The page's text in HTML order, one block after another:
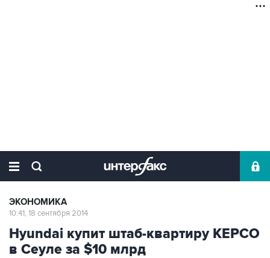
ЭКОНОМИКА
10:41, 18 сентября 2014
Hyundai купит штаб-квартиру KEPCO
в Сеуле за $10 млрд